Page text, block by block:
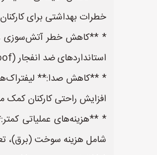
خطرات بهداشتی برای
* **کاهش خطر آتش‌سوزی و
استانداردهای ضد انفجار (Ex-proof) مطابقت دارند، می‌توانند این خطر را به میزان قابل توجهی کاهش دهند.
* **کاهش صدا:**
افزایش راحتی کارکنان کمک
* **هزینه‌های عملیاتی
شامل هزینه سوخت (برق)،